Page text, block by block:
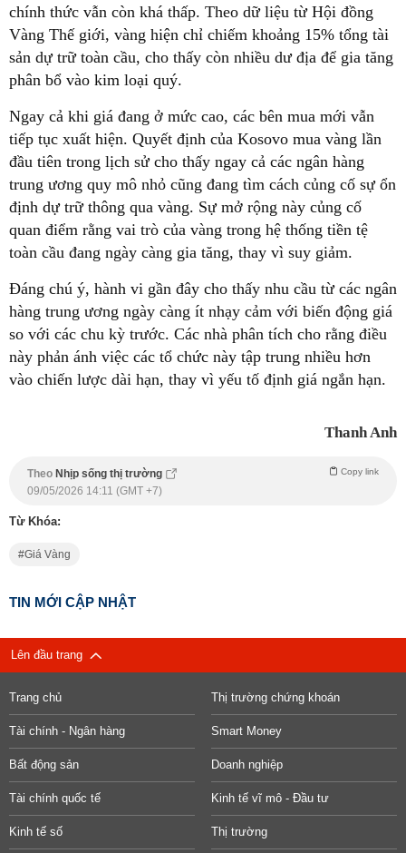
chính thức vẫn còn khá thấp. Theo dữ liệu từ Hội đồng
Vàng Thế giới, vàng hiện chỉ chiếm khoảng 15% tổng tài
sản dự trữ toàn cầu, cho thấy còn nhiều dư địa để gia tăng
phân bổ vào kim loại quý.
Ngay cả khi giá đang ở mức cao, các bên mua mới vẫn
tiếp tục xuất hiện. Quyết định của Kosovo mua vàng lần
đầu tiên trong lịch sử cho thấy ngay cả các ngân hàng
trung ương quy mô nhỏ cũng đang tìm cách củng cố sự ổn
định dự trữ thông qua vàng. Sự mở rộng này củng cố
quan điểm rằng vai trò của vàng trong hệ thống tiền tệ
toàn cầu đang ngày càng gia tăng, thay vì suy giảm.
Đáng chú ý, hành vi gần đây cho thấy nhu cầu từ các ngân
hàng trung ương ngày càng ít nhạy cảm với biến động giá
so với các chu kỳ trước. Các nhà phân tích cho rằng điều
này phản ánh việc các tổ chức này tập trung nhiều hơn
vào chiến lược dài hạn, thay vì yếu tố định giá ngắn hạn.
Thanh Anh
Theo Nhịp sống thị trường Copy link
09/05/2026 14:11 (GMT +7)
Từ Khóa:
Giá Vàng
TIN MỚI CẬP NHẬT
Lên đầu trang
Trang chủ Thị trường chứng khoán
Tài chính - Ngân hàng Smart Money
Bất động sản Doanh nghiệp
Tài chính quốc tế Kinh tế vĩ mô - Đầu tư
Kinh tế số Thị trường